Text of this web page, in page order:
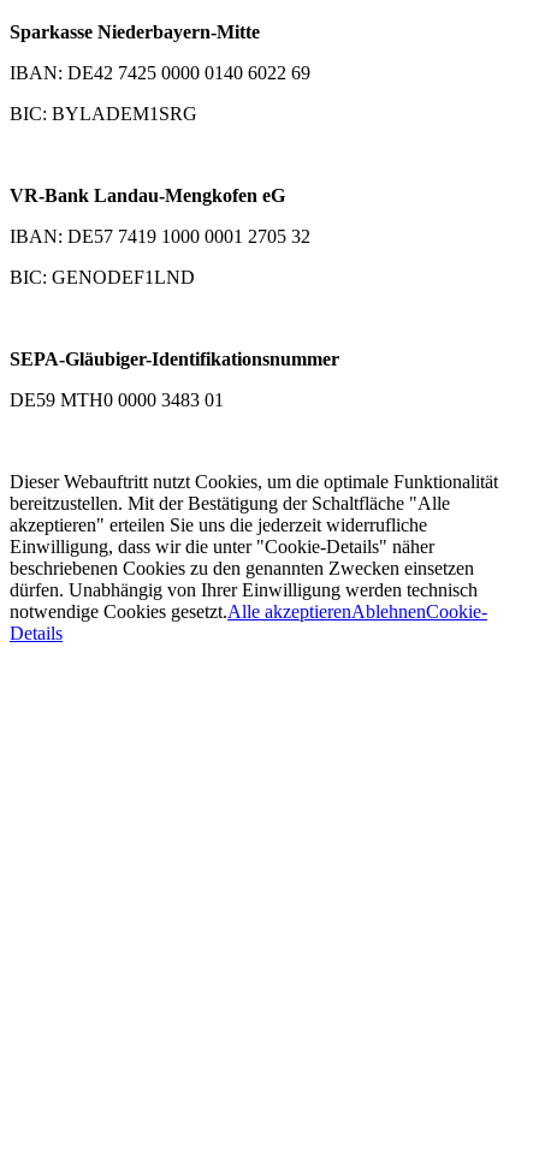
Sparkasse Niederbayern-Mitte
IBAN: DE42 7425 0000 0140 6022 69
BIC: BYLADEM1SRG
VR-Bank Landau-Mengkofen eG
IBAN: DE57 7419 1000 0001 2705 32
BIC: GENODEF1LND
SEPA-Gläubiger-Identifikationsnummer
DE59 MTH0 0000 3483 01
Dieser Webauftritt nutzt Cookies, um die optimale Funktionalität
bereitzustellen. Mit der Bestätigung der Schaltfläche "Alle
akzeptieren" erteilen Sie uns die jederzeit widerrufliche
Einwilligung, dass wir die unter "Cookie-Details" näher
beschriebenen Cookies zu den genannten Zwecken einsetzen
dürfen. Unabhängig von Ihrer Einwilligung werden technisch
notwendige Cookies gesetzt.Alle akzeptierenAblehnenCookie-
Details